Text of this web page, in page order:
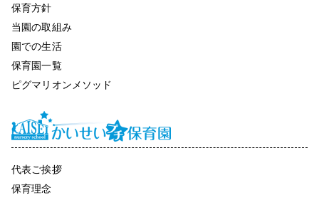
保育方針
当園の取組み
園での生活
保育園一覧
ピグマリオンメソッド
代表ご挨拶
保育理念